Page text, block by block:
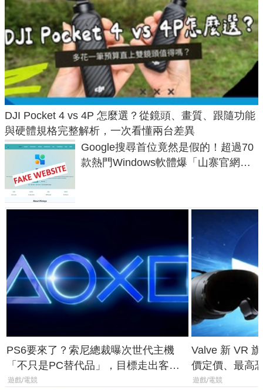
DJI Pocket 4 vs 4P 怎麼選？從鏡頭、畫質、跟隨功能
與硬體規格完整解析，一次看懂兩台差異
Google搜尋首位竟然是假的！超過70
款熱門Windows軟體爆「山寨官網」
PS6要來了？索尼總裁曝次世代主機
「不只是PC替代品」，目標走出客
廳、進軍電競桌面
遊戲/電競
Valve 新 VR
價定價、最高
遊戲/電競